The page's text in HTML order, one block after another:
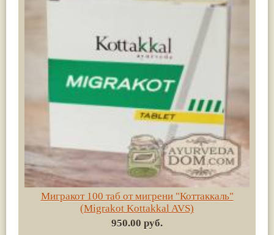
Мигракот 100 таб от мигрени "Коттаккаль"
(Migrakot Kottakkal AVS)
950.00 руб.